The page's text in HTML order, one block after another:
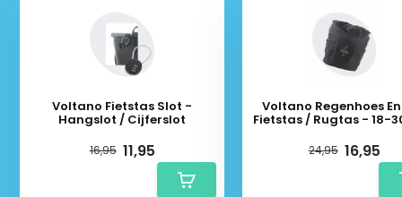
Voltano Fietstas Slot -
Hangslot / Cijferslot
16,95 11,95
Voltano Regenhoes
Fietstas / Rugtas - 18-
24,95 16,95